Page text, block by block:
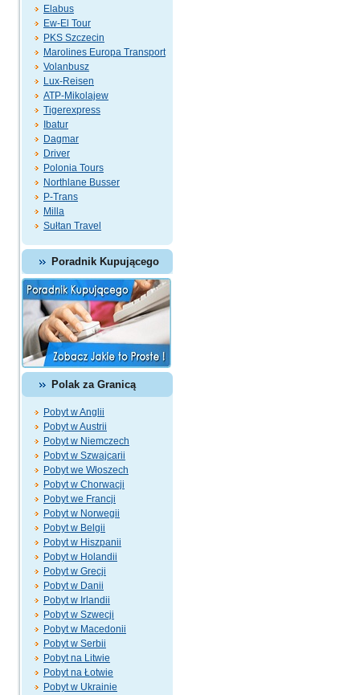
Elabus
Ew-El Tour
PKS Szczecin
Marolines Europa Transport
Volanbusz
Lux-Reisen
ATP-Mikolajew
Tigerexpress
Ibatur
Dagmar
Driver
Polonia Tours
Northlane Busser
P-Trans
Milla
Sułtan Travel
Poradnik Kupującego
Polak za Granicą
Pobyt w Anglii
Pobyt w Austrii
Pobyt w Niemczech
Pobyt w Szwajcarii
Pobyt we Włoszech
Pobyt w Chorwacji
Pobyt we Francji
Pobyt w Norwegii
Pobyt w Belgii
Pobyt w Hiszpanii
Pobyt w Holandii
Pobyt w Grecji
Pobyt w Danii
Pobyt w Irlandii
Pobyt w Szwecji
Pobyt w Macedonii
Pobyt w Serbii
Pobyt na Litwie
Pobyt na Łotwie
Pobyt w Ukrainie